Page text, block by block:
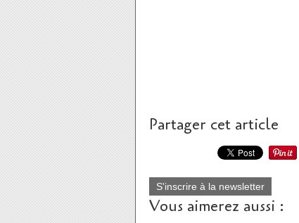
Partager cet article
S'inscrire à la newsletter
Vous aimerez aussi :